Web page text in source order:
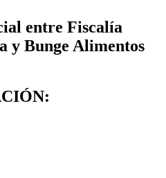
entre Fiscalía
y Bunge Alimentos